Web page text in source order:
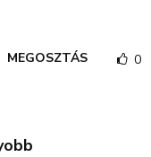
MEGOSZTÁS 0